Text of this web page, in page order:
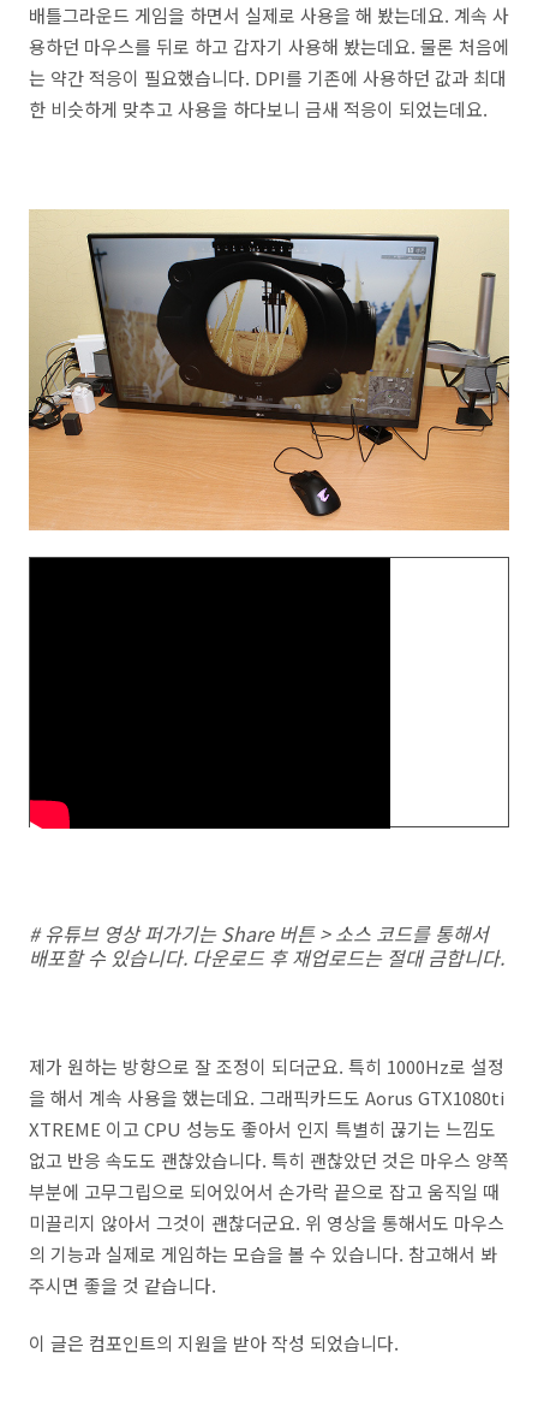
배틀그라운드 게임을 하면서 실제로 사용을 해 봤는데요. 계속 사
용하던 마우스를 뒤로 하고 갑자기 사용해 봤는데요. 물론 처음에
는 약간 적응이 필요했습니다. DPI를 기존에 사용하던 값과 최대
한 비슷하게 맞추고 사용을 하다보니 금새 적응이 되었는데요.
# 유튜브 영상 퍼가기는 Share 버튼 > 소스 코드를 통해서
배포할 수 있습니다. 다운로드 후 재업로드는 절대 금합니다.
제가 원하는 방향으로 잘 조정이 되더군요. 특히 1000Hz로 설정
을 해서 계속 사용을 했는데요. 그래픽카드도 Aorus GTX1080ti
XTREME 이고 CPU 성능도 좋아서 인지 특별히 끊기는 느낌도
없고 반응 속도도 괜찮았습니다. 특히 괜찮았던 것은 마우스 양쪽
부분에 고무그립으로 되어있어서 손가락 끝으로 잡고 움직일 때
미끌리지 않아서 그것이 괜찮더군요. 위 영상을 통해서도 마우스
의 기능과 실제로 게임하는 모습을 볼 수 있습니다. 참고해서 봐
주시면 좋을 것 같습니다.
이 글은 컴포인트의 지원을 받아 작성 되었습니다.